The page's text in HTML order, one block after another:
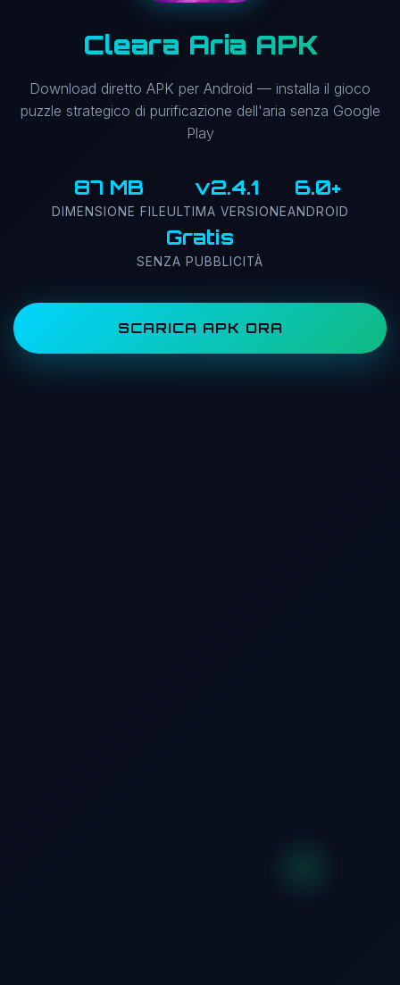
Cleara Aria APK
Download diretto APK per Android — installa il gioco
puzzle strategico di purificazione dell'aria senza Google
Play
87 MB
DIMENSIONE FILE
v2.4.1
ULTIMA VERSIONE
6.0+
ANDROID
Gratis
SENZA PUBBLICITÀ
SCARICA APK ORA